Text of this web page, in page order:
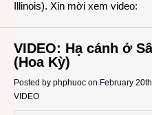
Illinois). Xin mời xem video:
VIDEO: Hạ cánh ở
(Hoa Kỳ)
Posted by phphuoc on February
VIDEO